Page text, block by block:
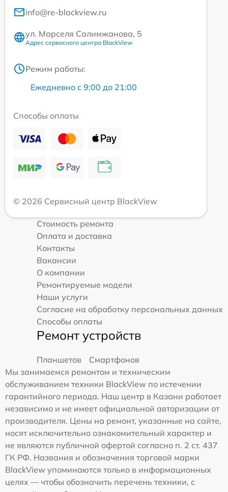
info@re-blackview.ru
ул. Марселя Салимжанова, 5
Адрес сервисного центра BlackView
Режим работы:
Ежедневно с 9:00 до 21:00
Способы оплаты
© 2026 Сервисный центр BlackView
Стоимость ремонта
Оплата и доставка
Контакты
Вакансии
О компании
Ремонтируемые модели
Наши услуги
Согласие на обработку персональных данных
Способы оплаты
Ремонт устройств
Планшетов
Смартфонов
Мы занимаемся ремонтом и техническим
обслуживанием техники BlackView по истечении
гарантийного периода. Наш центр в Казани работает
независимо и не имеет официальной авторизации от
производителя. Цены на ремонт, указанные на сайте,
носят исключительно ознакомительный характер и
не являются публичной офертой согласно п. 2 ст. 437
ГК РФ. Названия и обозначения торговой марки
BlackView упоминаются только в информационных
целях — чтобы обозначить перечень техники, с